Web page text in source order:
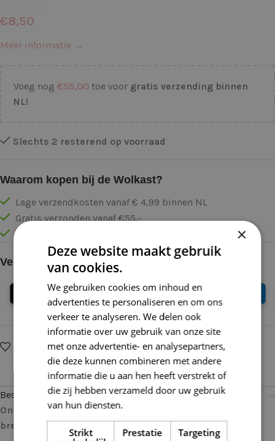
€8,50
Meer informatie →
Voeg nog €55,00 toe voor gratis verzending binnen
NL!
Slechts 2 resterend op voorraad
Waarom kopen bij de Wolkast?
Lage verzendkosten vanaf € 4,99 binnen NL
Gratis verzonden vanaf €55,-
Vóór 16:30 besteld = Zelfde (werk)dag verzonden
Veilig online betalen
Op verlanglijstje Delen:
Beschrijving
Ontdek Handwerkplezier met deze KnitPro Symfonie
breipunt kort 3.25mm
×
Deze website maakt gebruik
van cookies.
We gebruiken cookies om inhoud en
advertenties te personaliseren en om ons
verkeer te analyseren. We delen ook
informatie over uw gebruik van onze site
met onze advertentie- en analysepartners,
die deze kunnen combineren met andere
informatie die u aan hen heeft verstrekt of
die zij hebben verzameld door uw gebruik
van hun diensten.
Strikt
Prestatie Targeting